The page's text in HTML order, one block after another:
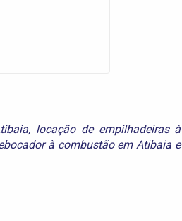
, locação de empilhadeiras à
à combustão em Atibaia e